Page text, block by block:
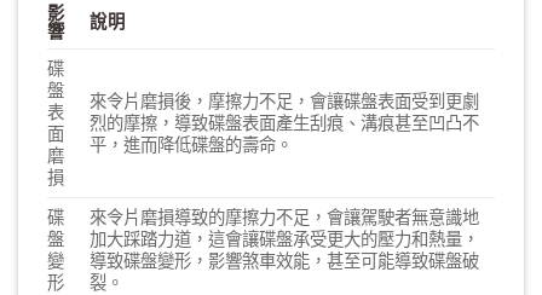
影
響
說明
碟
盤
表
面
磨
損
來令片磨損後，摩擦力不足，會讓碟盤表面受到更劇
烈的摩擦，導致碟盤表面產生刮痕、溝痕甚至凹凸不
平，進而降低碟盤的壽命。
碟
盤
變
形
來令片磨損導致的摩擦力不足，會讓駕駛者無意識地
加大踩踏力道，這會讓碟盤承受更大的壓力和熱量，
導致碟盤變形，影響煞車效能，甚至可能導致碟盤破
裂。